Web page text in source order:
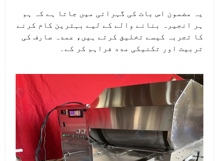
یہ مضمون اس بات کی گہرائی میں جاتا ہے کہ ہم
ہر انجیرہ بنانے والے کے لیے بہترین کام کرنے
کا تجربہ کیسے تخلیق کرتے ہیں، عمدہ صارف کی
تربیت اور تکنیکی مدد فراہم کر کے۔